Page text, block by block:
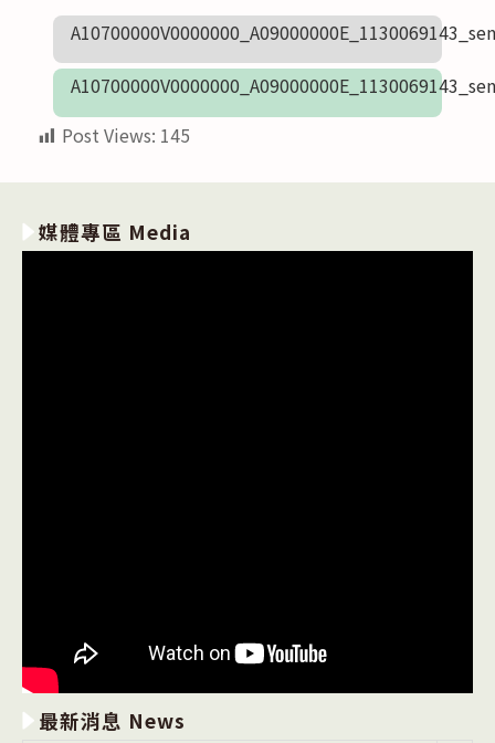
Post Views: 145
媒體專區 Media
最新消息 News